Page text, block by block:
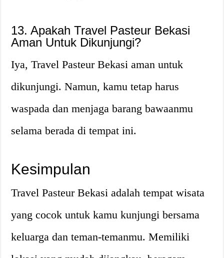
13. Apakah Travel Pasteur Bekasi
Aman Untuk Dikunjungi?
Iya, Travel Pasteur Bekasi aman untuk
dikunjungi. Namun, kamu tetap harus
waspada dan menjaga barang bawaanmu
selama berada di tempat ini.
Kesimpulan
Travel Pasteur Bekasi adalah tempat wisata
yang cocok untuk kamu kunjungi bersama
keluarga dan teman-temanmu. Memiliki